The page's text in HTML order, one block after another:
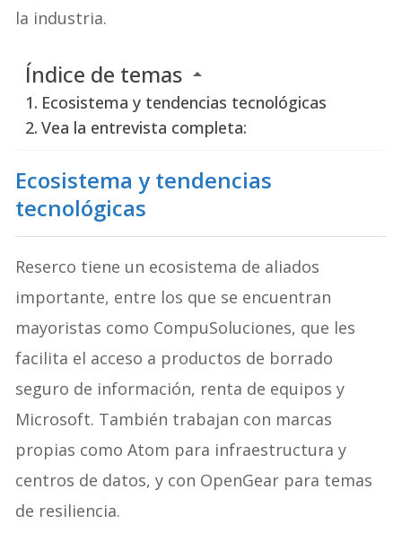
la industria.
Índice de temas
Ecosistema y tendencias tecnológicas
Vea la entrevista completa:
Ecosistema y tendencias
tecnológicas
Reserco tiene un ecosistema de aliados
importante, entre los que se encuentran
mayoristas como CompuSoluciones, que les
facilita el acceso a productos de borrado
seguro de información, renta de equipos y
Microsoft. También trabajan con marcas
propias como Atom para infraestructura y
centros de datos, y con OpenGear para temas
de resiliencia.